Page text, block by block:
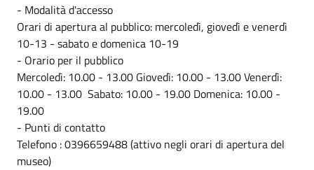
- Modalità d'accesso
Orari di apertura al pubblico: mercoledì, giovedì e venerdì
10-13 - sabato e domenica 10-19
- Orario per il pubblico
Mercoledì: 10.00 - 13.00 Giovedì: 10.00 - 13.00 Venerdì:
10.00 - 13.00 Sabato: 10.00 - 19.00 Domenica: 10.00 -
19.00
- Punti di contatto
Telefono : 0396659488 (attivo negli orari di apertura del
museo)